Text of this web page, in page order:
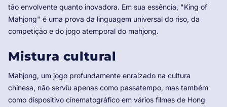
tão envolvente quanto inovadora. Em sua essência, "King of
Mahjong" é uma prova da linguagem universal do riso, da
competição e do jogo atemporal do mahjong.
Mistura cultural
Mahjong, um jogo profundamente enraizado na cultura
chinesa, não serviu apenas como passatempo, mas também
como dispositivo cinematográfico em vários filmes de Hong